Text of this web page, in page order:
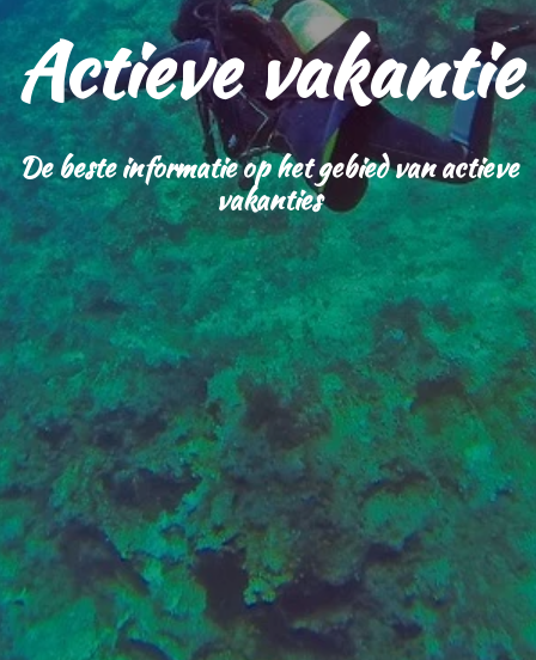
Actieve vakantie
De beste informatie op het gebied van actieve
vakanties